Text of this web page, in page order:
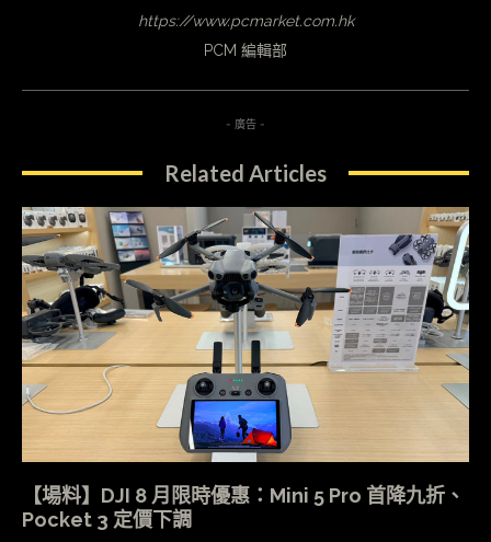
https://www.pcmarket.com.hk
PCM 編輯部
- 廣告 -
Related Articles
【場料】DJI 8 月限時優惠：Mini 5 Pro 首降九折、
Pocket 3 定價下調